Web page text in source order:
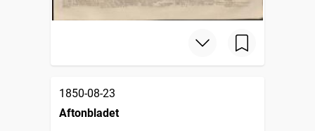
1850-08-23
Aftonbladet